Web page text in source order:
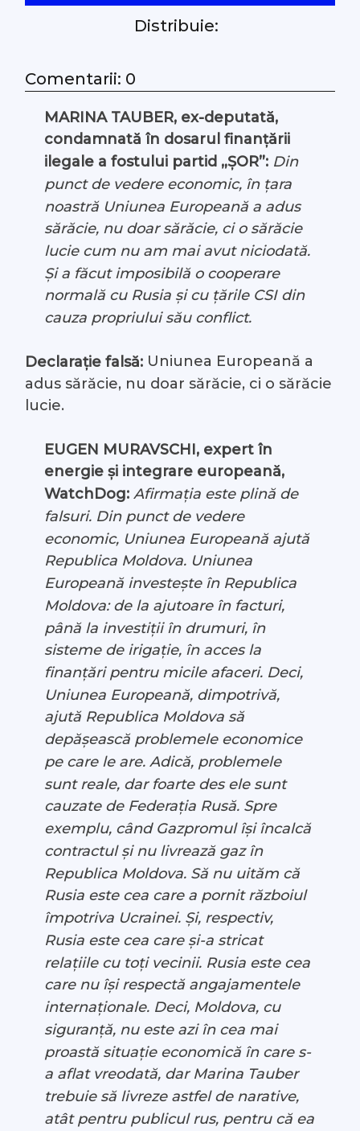
#Podcast
#Arhivă LIVE
Despre noi
Contacte
Distribuie:
Comentarii: 0
MARINA TAUBER, ex-deputată,
condamnată în dosarul finanțării
ilegale a fostului partid „ȘOR”: Din
punct de vedere economic, în țara
noastră Uniunea Europeană a adus
sărăcie, nu doar sărăcie, ci o sărăcie
lucie cum nu am mai avut niciodată.
Și a făcut imposibilă o cooperare
normală cu Rusia și cu țările CSI din
cauza propriului său conflict.
Declarație falsă: Uniunea Europeană a
adus sărăcie, nu doar sărăcie, ci o sărăcie
lucie.
EUGEN MURAVSCHI, expert în
energie și integrare europeană,
WatchDog:Afirmația este plină de
falsuri. Din punct de vedere
economic, Uniunea Europeană ajută
Republica Moldova. Uniunea
Europeană investește în Republica
Moldova: de la ajutoare în facturi,
până la investiții în drumuri, în
sisteme de irigație, în acces la
finanțări pentru micile afaceri. Deci,
Uniunea Europeană, dimpotrivă,
ajută Republica Moldova să
depășească problemele economice
pe care le are. Adică, problemele
sunt reale, dar foarte des ele sunt
cauzate de Federația Rusă. Spre
exemplu, când Gazpromul își încalcă
contractul și nu livrează gaz în
Republica Moldova. Să nu uităm că
Rusia este cea care a pornit războiul
împotriva Ucrainei. Și, respectiv,
Rusia este cea care și-a stricat
relațiile cu toți vecinii. Rusia este cea
care nu își respectă angajamentele
internaționale. Deci, Moldova, cu
siguranță, nu este azi în cea mai
proastă situație economică în care s-
a aflat vreodată, dar Marina Tauber
trebuie să livreze astfel de narative,
atât pentru publicul rus, pentru că ea